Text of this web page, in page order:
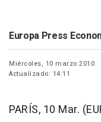
Europa Press
Miércoles, 10 marzo 2010
Actualizado: 14:11
PARÍS, 10 Mar.